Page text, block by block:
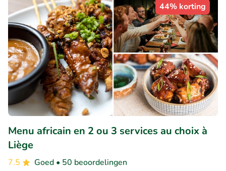
44% korting
Menu africain en 2 ou 3 services au choix à
Liège
7.5 Goed • 50 beoordelingen